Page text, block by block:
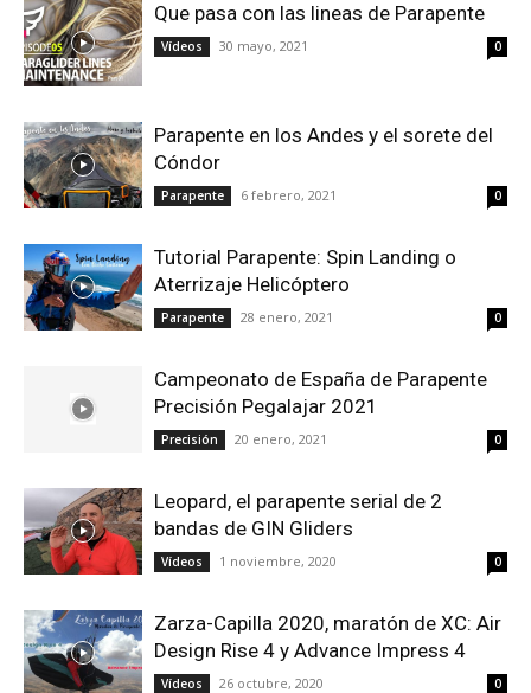
Que pasa con las lineas de Parapente
Vídeos 30 mayo, 2021 0
Parapente en los Andes y el sorete del
Cóndor
Parapente 6 febrero, 2021 0
Tutorial Parapente: Spin Landing o
Aterrizaje Helicóptero
Parapente 28 enero, 2021 0
Campeonato de España de Parapente
Precisión Pegalajar 2021
Precisión 20 enero, 2021 0
Leopard, el parapente serial de 2
bandas de GIN Gliders
Vídeos 1 noviembre, 2020 0
Zarza-Capilla 2020, maratón de XC: Air
Design Rise 4 y Advance Impress 4
Vídeos 26 octubre, 2020 0